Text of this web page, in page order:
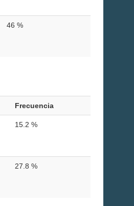
46 %
Frecuencia
15.2 %
27.8 %